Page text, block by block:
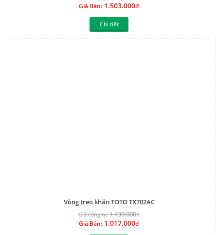
Giá Bán: 1.503.000đ
Chi tiết
Vòng treo khăn TOTO TX702AC
Giá công ty:1.130.000đ
Giá Bán: 1.017.000đ